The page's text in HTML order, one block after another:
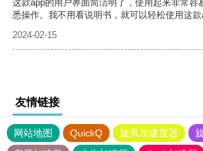
这款app的用户界面简洁明了，使用起来非常容
悉操作。我不用看说明书，就可以轻松使用这款
2024-02-15
友情链接
网站地图 QuickQ 旋风加速度器